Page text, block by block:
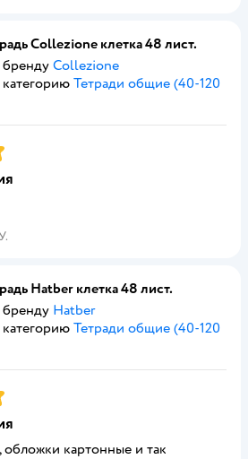
Collezione клетка 48 лист.
Collezione
Тетради общие (40-120
Hatber клетка 48 лист.
Hatber
Тетради общие (40-120
картонные и так